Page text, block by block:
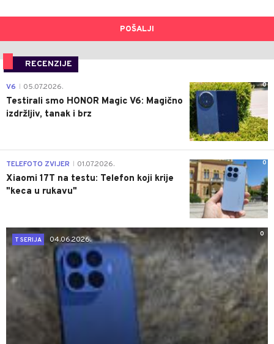
POŠALJI
RECENZIJE
0
V6 05.07.2026.
Testirali smo HONOR Magic V6: Magično
izdržljiv, tanak i brz
0
TELEFOTO ZVIJER 01.07.2026.
Xiaomi 17T na testu: Telefon koji krije
"keca u rukavu"
0
T SERIJA
04.06.2026.